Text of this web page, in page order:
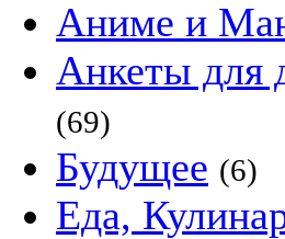
Аниме и
Анкеты для
(69)
Будущее (6)
Еда,